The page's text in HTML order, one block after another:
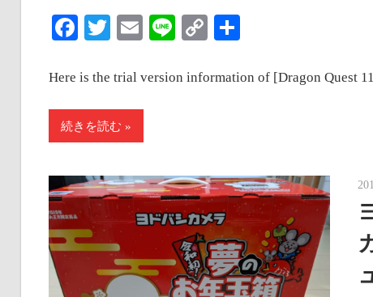
Facebook
TwitterEmailLineCopy
Here is the trial version information of [Dragon Quest
続きを読む